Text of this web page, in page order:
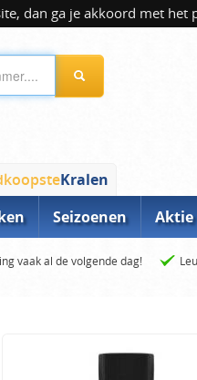
dan ga je akkoord met het
Kralen
Seizoenen Aktie
vaak al de volgende dag!